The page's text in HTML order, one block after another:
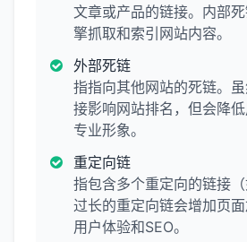
文章或产品的链接。内部死
擎抓取和索引网站内容。
外部死链
指指向其他网站的死链。
接影响网站排名，但会降
专业形象。
重定向链
指包含多个重定向的链接
过长的重定向链会增加页
用户体验和SEO。